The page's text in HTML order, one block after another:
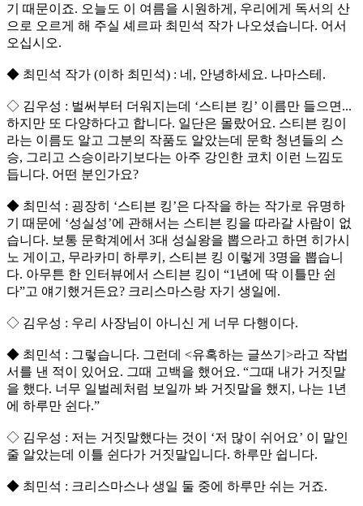
기 때문이죠. 오늘도 이 여름을 시원하게, 우리에게 독서의 산
으로 오르게 해 주실 셰르파 최민석 작가 나오셨습니다. 어서
오십시오.
◆ 최민석 작가 (이하 최민석) : 네, 안녕하세요. 나마스테.
◇ 김우성 : 벌써부터 더워지는데 ‘스티븐 킹’ 이름만 들으면...
하지만 또 다양하다고 합니다. 일단은 몰랐어요. 스티븐 킹이
라는 이름도 알고 그분의 작품도 알았는데 문학 청년들의 스
승, 그리고 스승이라기보다는 아주 강인한 코치 이런 느낌도
듭니다. 어떤 분인가요?
◆ 최민석 : 굉장히 ‘스티븐 킹’은 다작을 하는 작가로 유명하
기 때문에 ‘성실성’에 관해서는 스티븐 킹을 따라갈 사람이 없
습니다. 보통 문학계에서 3대 성실왕을 뽑으라고 하면 히가시
노 게이고, 무라카미 하루키, 스티븐 킹 이렇게 3명을 뽑습니
다. 아무튼 한 인터뷰에서 스티븐 킹이 “1년에 딱 이틀만 쉰
다”고 얘기했거든요? 크리스마스랑 자기 생일에.
◇ 김우성 : 우리 사장님이 아니신 게 너무 다행이다.
◆ 최민석 : 그렇습니다. 그런데 <유혹하는 글쓰기>라고 작법
서를 낸 적이 있어요. 그때 고백을 했어요. “그때 내가 거짓말
을 했다. 너무 일벌레처럼 보일까 봐 거짓말을 했지, 나는 1년
에 하루만 쉰다.”
◇ 김우성 : 저는 거짓말했다는 것이 ‘저 많이 쉬어요’ 이 말인
줄 알았는데 이틀 쉰다가 거짓말입니다. 하루만 쉽니다.
◆ 최민석 : 크리스마스나 생일 둘 중에 하루만 쉬는 거죠.